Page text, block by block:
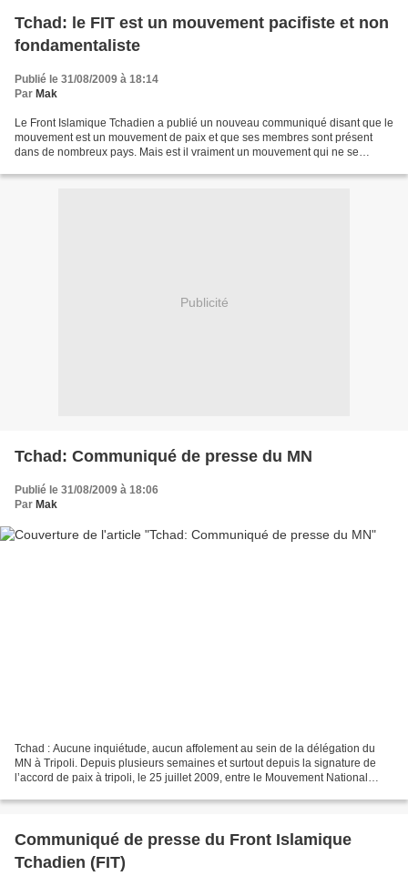
Tchad: le FIT est un mouvement pacifiste et non
fondamentaliste
Publié le 31/08/2009 à 18:14
Par Mak
Le Front Islamique Tchadien a publié un nouveau communiqué disant que le
mouvement est un mouvement de paix et que ses membres sont présent
dans de nombreux pays. Mais est il vraiment un mouvement qui ne se
Publicité
Tchad: Communiqué de presse du MN
Publié le 31/08/2009 à 18:06
Par Mak
Tchad : Aucune inquiétude, aucun affolement au sein de la délégation du
MN à Tripoli. Depuis plusieurs semaines et surtout depuis la signature de
l’accord de paix à tripoli, le 25 juillet 2009, entre le Mouvement National
Communiqué de presse du Front Islamique
Tchadien (FIT)